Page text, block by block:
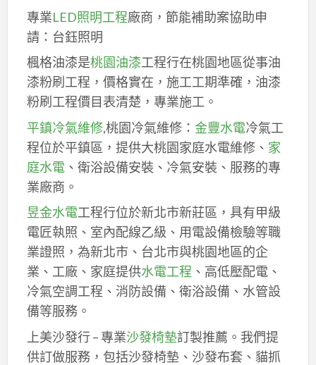
專業LED照明工程廠商，節能補助案協助申
請：台鈺照明
楓格油漆是桃園油漆工程行在桃園地區從事油
漆粉刷工程，價格實在，施工工期準確，油漆
粉刷工程價目表清楚，專業施工。
平鎮冷氣維修,桃園冷氣維修： 金豐水電冷氣工
程位於平鎮區，提供大桃園家庭水電維修、 家
庭水電、衛浴設備安裝、冷氣安裝、服務的專
業廠商。
昱金水電工程行位於新北市新莊區，具有甲級
電匠執照、室內配線乙級、用電設備檢驗等職
業證照，為新北市、台北市與桃園地區的企
業、工廠、家庭提供水電工程 、高低壓配電、
冷氣空調工程、消防設備、衛浴設備、水管設
備等服務。
上美沙發行 – 專業沙發椅墊訂製推薦。我們提
供訂做服務，包括沙發椅墊、沙發布套、貓抓